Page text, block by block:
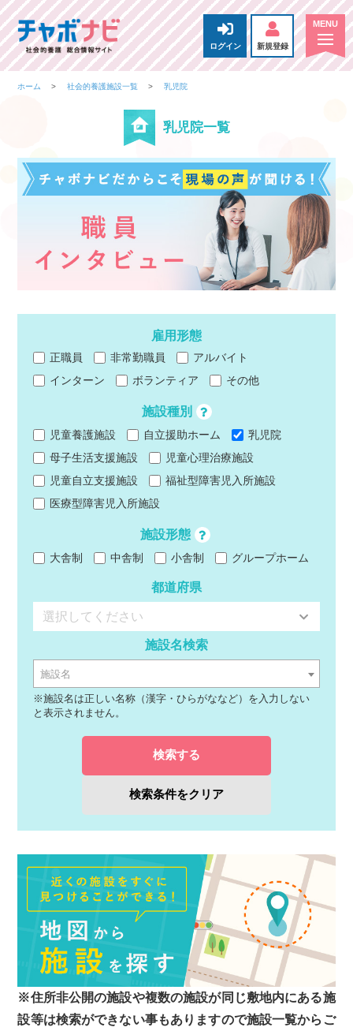
ログイン 新規登録
ホーム 社会的養護施設一覧 乳児院
乳児院一覧
雇用形態
正職員 非常勤職員
アルバイト
インターン
ボランティア その他
施設種別
児童養護施設 自立援助ホーム
乳児院
母子生活支援施設
児童心理治療施設
児童自立支援施設
福祉型障害児入所施設
医療型障害児入所施設
施設形態
大舎制 中舎制 小舎制 グループホーム
都道府県
選択してください
施設名検索
施設名
※施設名は正しい名称（漢字・ひらがななど）を入力しない
と表示されません。
検索する
検索条件をクリア
※住所非公開の施設や複数の施設が同じ敷地内にある施
設等は検索ができない事もありますので施設一覧からご